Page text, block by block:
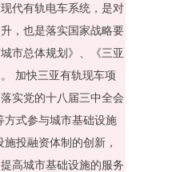
代有轨电车系统，是对
，也是落实国家战略要
市总体规划》、《三亚
加快三亚有轨现车项
实党的十八届三中全会
方式参与城市基础设施
投融资体制的创新，
高城市基础设施的服务